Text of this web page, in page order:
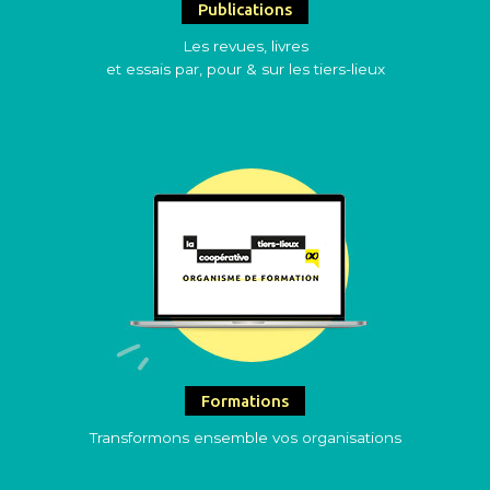
Publications
Les revues, livres
et essais par, pour & sur les tiers-lieux
Formations
Transformons ensemble vos organisations